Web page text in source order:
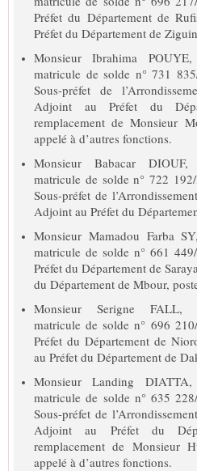
Préfet du Département de
Préfet du Département de
Monsieur Ibrahima POUYE,
matricule de solde n° 731
Sous-préfet de
Adjoint au Préfet du
remplacement de Monsieur
appelé à d’autres fonctions.
Monsieur Babacar DIOUF,
matricule de solde n° 722
Sous-préfet de
Adjoint au Préfet du
Monsieur Mamadou Farba
matricule de solde n° 661
Préfet du Département de
du Département de Mbour,
Monsieur Serigne FALL,
matricule de solde n° 696
Préfet du Département de
au Préfet du Département de
Monsieur Landing DIATTA,
matricule de solde n° 635
Sous-préfet de
Adjoint au Préfet du
remplacement de Monsieur
appelé à d’autres fonctions.